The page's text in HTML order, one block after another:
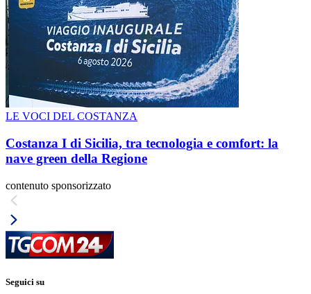
LE VOCI DEL COSTANZA
Costanza I di Sicilia, tra tecnologia e comfort: la
nave green della Regione
contenuto sponsorizzato
Seguici su